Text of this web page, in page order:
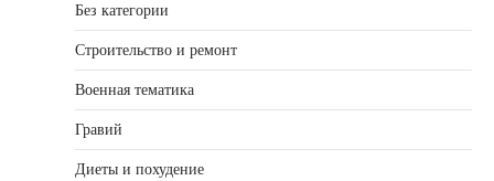
Без категории
Строительство и ремонт
Военная тематика
Гравий
Диеты и похудение